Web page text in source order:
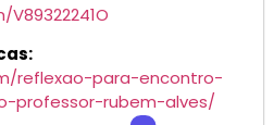
reflexao-para-encontro-
professor-rubem-alves/